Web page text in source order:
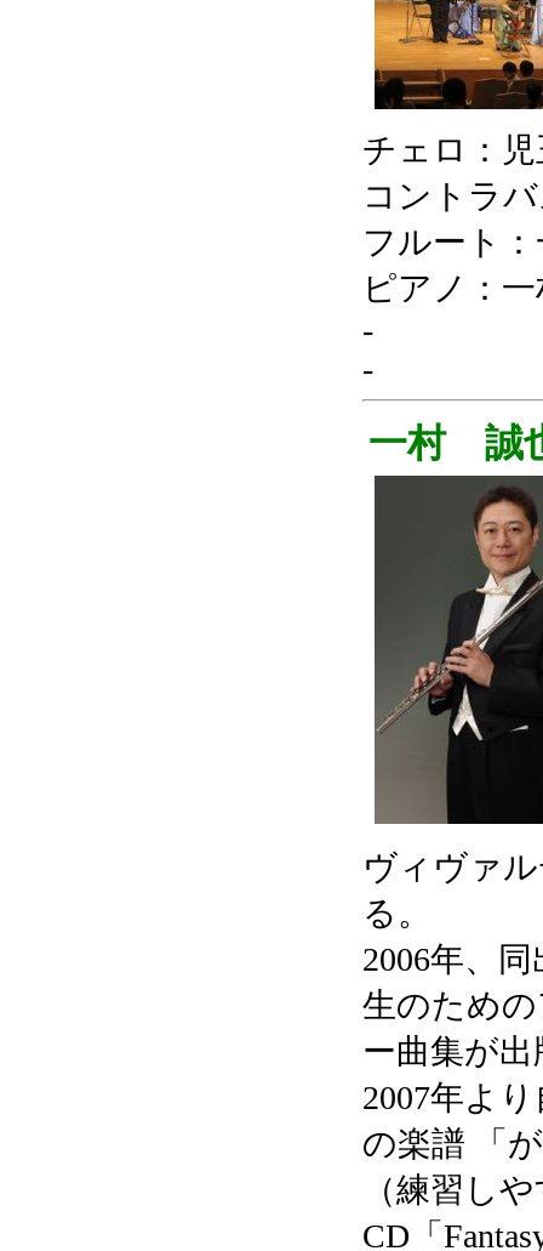
チェロ：
コントラ
フルート
ピアノ：
-
-
一村 誠
ヴィヴァ
る。
2006年、
生のため
ー曲集が
2007年よ
の楽譜 「
（練習し
CD「